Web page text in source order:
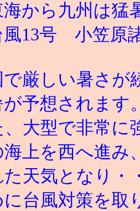
海から九州は
風13号 小笠原
で厳しい暑さが
が予想されます
、大型で非常に
上を西へ進み
た天気となり・
に台風対策を取